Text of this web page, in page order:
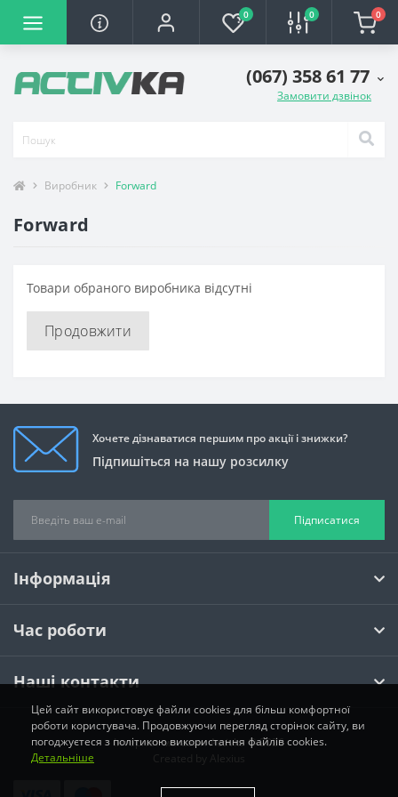
0 0 0
(067) 358 61 77
Замовити дзвінок
Виробник Forward
Forward
Товари обраного виробника відсутні
Продовжити
Хочете дізнаватися першим про акції і знижки?
Підпишіться на нашу розсилку
Підписатися
Інформація
Час роботи
Наші контакти
Інтернет магазин Activka © 2026
Created by
Alexius
Цей сайт використовує файли cookies для більш комфортної
роботи користувача. Продовжуючи перегляд сторінок сайту, ви
погоджуєтеся з політикою використання файлів cookies.
Детальніше